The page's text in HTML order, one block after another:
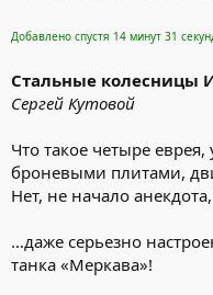
Добавлено спустя 14 минут 31
Стальные колесницы
Сергей Кутовой
Что такое четыре
броневыми плитами,
Нет, не начало
…даже серьезно
танка «Меркава»!